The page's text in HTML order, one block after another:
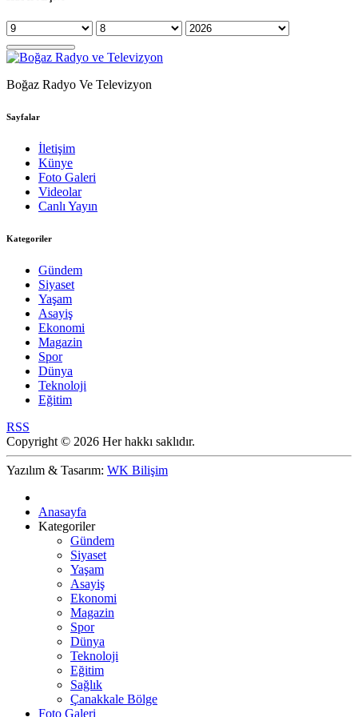
Boğaz Radyo Ve Televizyon
Sayfalar
İletişim
Künye
Foto Galeri
Videolar
Canlı Yayın
Kategoriler
Gündem
Siyaset
Yaşam
Asayiş
Ekonomi
Magazin
Spor
Dünya
Teknoloji
Eğitim
RSS
Copyright © 2026 Her hakkı saklıdır.
Yazılım & Tasarım: WK Bilişim
Anasayfa
Kategoriler
Gündem
Siyaset
Yaşam
Asayiş
Ekonomi
Magazin
Spor
Dünya
Teknoloji
Eğitim
Sağlık
Çanakkale Bölge
Foto Galeri